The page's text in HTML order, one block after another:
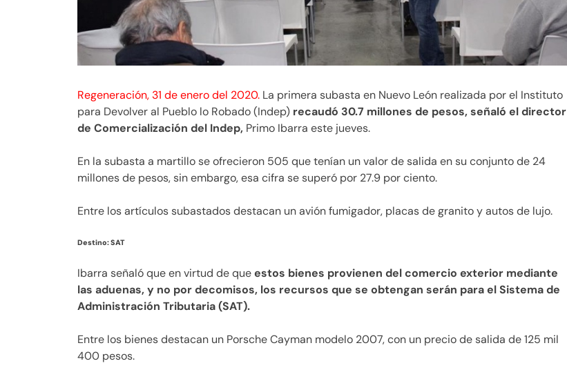
Regeneración, 31 de enero del 2020. La primera subasta en Nuevo León realizada por el Instituto
para Devolver al Pueblo lo Robado (Indep) recaudó 30.7 millones de pesos, señaló el director
de Comercialización del Indep, Primo Ibarra este jueves.
En la subasta a martillo se ofrecieron 505 que tenían un valor de salida en su conjunto de 24
millones de pesos, sin embargo, esa cifra se superó por 27.9 por ciento.
Entre los artículos subastados destacan un avión fumigador, placas de granito y autos de lujo.
Destino: SAT
Ibarra señaló que en virtud de queestos bienes provienen del comercio exterior mediante
las aduenas, y no por decomisos, los recursos que se obtengan serán para el Sistema de
Administración Tributaria (SAT).
Entre los bienes destacan un Porsche Cayman modelo 2007, con un precio de salida de 125 mil
400 pesos.